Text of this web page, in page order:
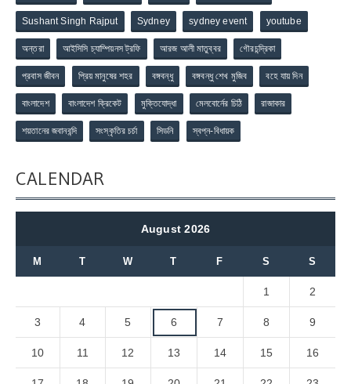
Sushant Singh Rajput Sydney sydney event youtube
অন্তরা আইসিসি চ্যাম্পিয়নস ট্রফি আরজ আলী মাতুব্বর গৌরচন্দ্রিকা
প্রবাস জীবন প্রিয় মানুষের শহর বঙ্গবন্ধু বঙ্গবন্ধু শেখ মুজিব বহে যায় দিন
বাংলাদেশ বাংলাদেশ ক্রিকেট মুক্তিযোদ্ধা মেলবোর্নের চিঠি রাজাকার
শয়তানের জবানবন্দি সংস্কৃতির চর্চা সিডনি স্বপ্ন-বিধায়ক
CALENDAR
August 2026
M T W T F S S
1 2
3 4 5 6 7 8 9
10 11 12 13 14 15 16